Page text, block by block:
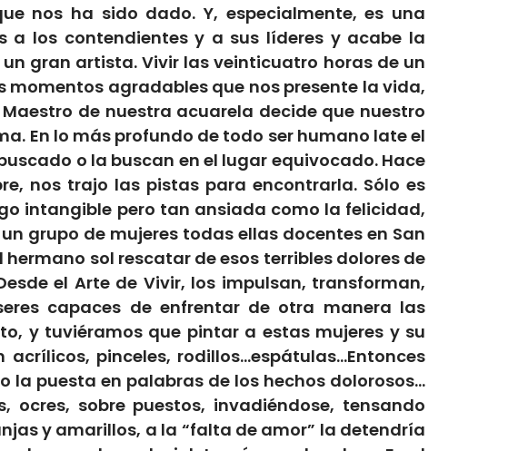
nos ha sido dado. Y, especialmente, es una
los contendientes y a sus líderes y acabe la
gran artista. Vivir las veinticuatro horas de un
agradables que nos presente la vida,
de nuestra acuarela decide que nuestro
En lo más profundo de todo ser humano late el
o la buscan en el lugar equivocado. Hace
nos trajo las pistas para encontrarla. Sólo es
intangible pero tan ansiada como la felicidad,
grupo de mujeres todas ellas docentes en San
sol rescatar de esos terribles dolores de
el Arte de Vivir, los impulsan, transforman,
capaces de enfrentar de otra manera las
y tuviéramos que pintar a estas mujeres y su
pinceles, rodillos…espátulas…Entonces
la puesta en palabras de los hechos dolorosos…
sobre puestos, invadiéndose, tensando
y amarillos, a la “falta de amor” la detendría